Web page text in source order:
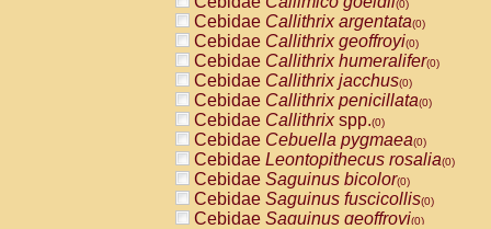
(0)
Cebidae Callithrix argentata(0)
Cebidae Callithrix geoffroyi(0)
Cebidae Callithrix humeralifer(0)
Cebidae Callithrix jacchus(0)
Cebidae Callithrix penicillata(0)
Cebidae Callithrixspp.(0)
Cebidae Cebuella pygmaea(0)
Cebidae Leontopithecus rosalia(0)
Cebidae Saguinus bicolor(0)
Cebidae Saguinus fuscicollis(0)
Cebidae Saguinus geoffroyi(0)